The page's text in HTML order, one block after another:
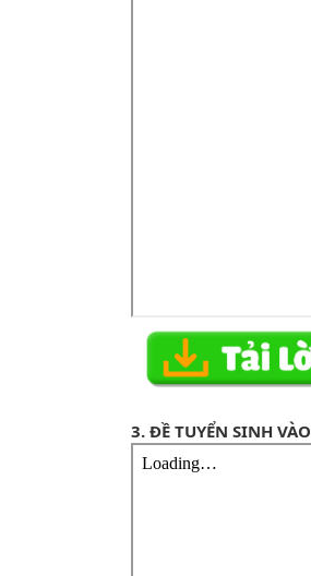
3. ĐỀ TUYỂN SINH